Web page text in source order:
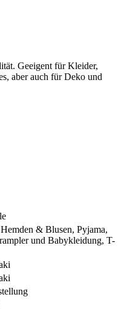
Geeigent für Kleider,
aber auch für Deko und
& Blusen, Pyjama,
und Babykleidung, T-